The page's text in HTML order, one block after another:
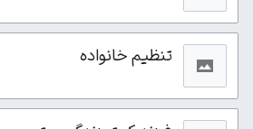
تنظیم خانواده